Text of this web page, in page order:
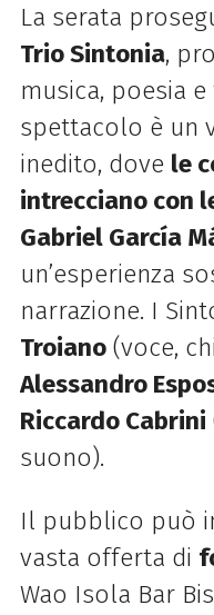
La serata
Trio Sintonia,
musica, poesia
spettacolo è un
inedito, dove le
intrecciano con
Gabriel García
un’esperienza
narrazione. I
Troiano(voce,
Alessandro
Riccardo Cabrini
suono).
Il pubblico può
vasta offerta di
Wao Isola Bar